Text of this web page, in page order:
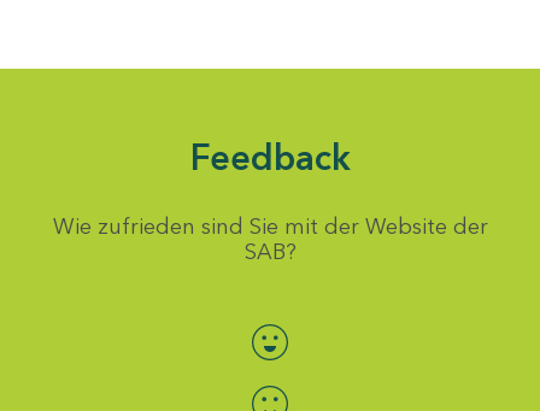
Feedback
Wie zufrieden sind Sie mit der Website der
SAB?
Bewertung auswählen